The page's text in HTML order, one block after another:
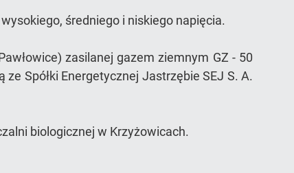
średniego i niskiego napięcia.
zasilanej gazem ziemnym GZ - 50
Spółki Energetycznej Jastrzębie SEJ S. A.
biologicznej w Krzyżowicach.